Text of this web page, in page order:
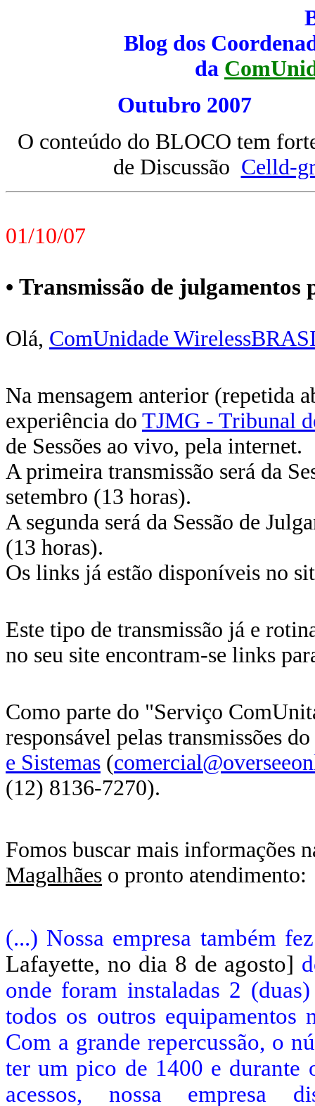
Blog dos
da
Outubro
O conteúdo do BLOCO tem
de Discussão Celld-
01/10/07
• Transmissão de
Olá, ComUnidade
Na mensagem anterior (repetida
experiência do TJMG - Tribunal
de Sessões ao vivo, pela internet.
A primeira transmissão será da
setembro (13 horas).
A segunda será da Sessão de
(13 horas).
Os links já estão disponíveis no
Este tipo de transmissão já e
no seu site encontram-se links
Como parte do "Serviço
responsável pelas transmissões
e Sistemas (
(12) 8136-7270).
Fomos buscar mais informações
Magalhães o pronto atendimento:
(...) Nossa empresa também
Lafayette, no dia 8 de agosto]
onde foram instaladas 2
todos os outros equipamentos
Com a grande repercussão, o
ter um pico de 1400 e durante
acessos, nossa empresa